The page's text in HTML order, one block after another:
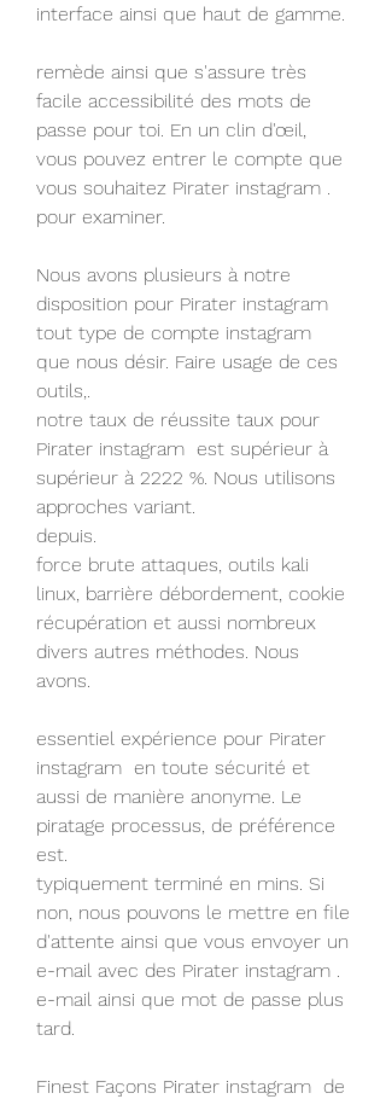
interface ainsi que haut de gamme.
remède ainsi que s'assure très
facile accessibilité des mots de
passe pour toi. En un clin d'œil,
vous pouvez entrer le compte que
vous souhaitez Pirater instagram .
pour examiner.
Nous avons plusieurs à notre
disposition pour Pirater instagram
tout type de compte instagram
que nous désir. Faire usage de ces
outils,.
notre taux de réussite taux pour
Pirater instagram  est supérieur à
supérieur à 2222 %. Nous utilisons
approches variant.
depuis.
force brute attaques, outils kali
linux, barrière débordement, cookie
récupération et aussi nombreux
divers autres méthodes. Nous
avons.
essentiel expérience pour Pirater
instagram  en toute sécurité et
aussi de manière anonyme. Le
piratage processus, de préférence
est.
typiquement terminé en mins. Si
non, nous pouvons le mettre en file
d'attente ainsi que vous envoyer un
e-mail avec des Pirater instagram .
e-mail ainsi que mot de passe plus
tard.
Finest Façons Pirater instagram  de